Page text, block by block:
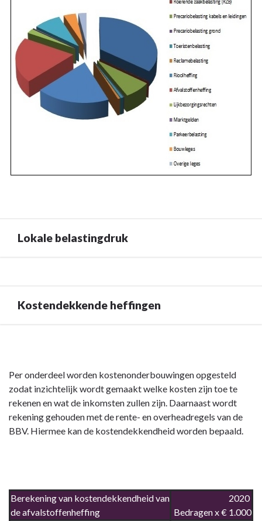
Lokale belastingdruk
navigatie
Lokale
belastingdruk
Kostendekkende heffingen
navigatie
Paragraaf
Lokale
heffingen
Per onderdeel worden kostenonderbouwingen opgesteld
zodat inzichtelijk wordt gemaakt welke kosten zijn toe te
rekenen en wat de inkomsten zullen zijn. Daarnaast wordt
rekening gehouden met de rente- en overheadregels van de
BBV. Hiermee kan de kostendekkendheid worden bepaald.
Berekening van kostendekkendheid van
de afvalstoffenheffing
2020
Bedragen x € 1.000